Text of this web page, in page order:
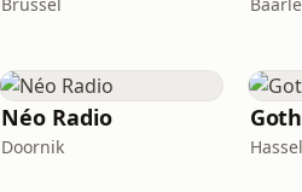
Néo Radio
Doornik